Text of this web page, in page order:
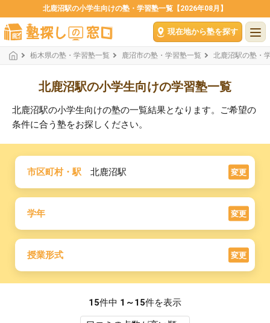
北鹿沼駅の小学生向けの塾・学習塾一覧【2026年08月】
現在地から塾を探す
栃木県の塾・学習塾一覧 鹿沼市の塾・学習塾一覧 北鹿沼駅の塾・
北鹿沼駅の小学生向けの学習塾一覧
北鹿沼駅の小学生向けの塾の一覧結果となります。ご希望の
条件に合う塾をお探しください。
市区町村・駅 北鹿沼駅 変更
学年 変更
授業形式 変更
15件中 1～15件を表示